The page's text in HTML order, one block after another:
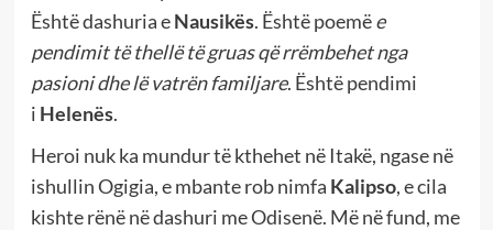
Është dashuria e Nausikës. Është poemë e
pendimit të thellë të gruas që rrëmbehet nga
pasioni dhe lë vatrën familjare. Është pendimi
i Helenës.
Heroi nuk ka mundur të kthehet në Itakë, ngase në
ishullin Ogigia, e mbante rob nimfa Kalipso, e cila
kishte rënë në dashuri me Odisenë. Më në fund, me